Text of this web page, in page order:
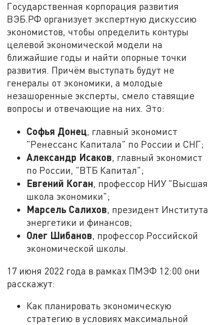
Государственная корпорация развития
ВЭБ.РФ организует экспертную дискуссию
экономистов, чтобы определить контуры
целевой экономической модели на
ближайшие годы и найти опорные точки
развития. Причём выступать будут не
генералы от экономики, а молодые
незашоренные эксперты, смело ставящие
вопросы и отвечающие на них. Это:
Софья Донец, главный экономист
"Ренессанс Капитала" по России и СНГ;
Александр Исаков, главный экономист
по России, "ВТБ Капитал";
Евгений Коган, профессор НИУ "Высшая
школа экономики";
Марсель Салихов, президент Института
энергетики и финансов;
Олег Шибанов, профессор Российской
экономической школы.
17 июня 2022 года в рамках ПМЭФ 12:00 они
расскажут:
Как планировать экономическую
стратегию в условиях максимальной